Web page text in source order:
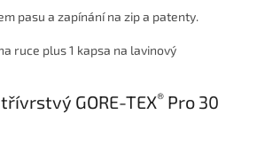
pasu a zapínání na zip a patenty.
ruce plus 1 kapsa na lavinový
GORE-TEX® Pro 30